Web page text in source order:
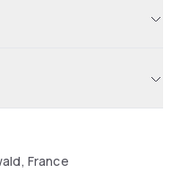
France